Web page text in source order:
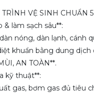
VỆ SINH CHUẨN 5
& làm sạch sâu**:
nóng, dàn lạnh, cánh
khuẩn bằng dung dịch
AN TOÀN**.
kỹ thuật**:
gas, bơm gas đủ tiêu